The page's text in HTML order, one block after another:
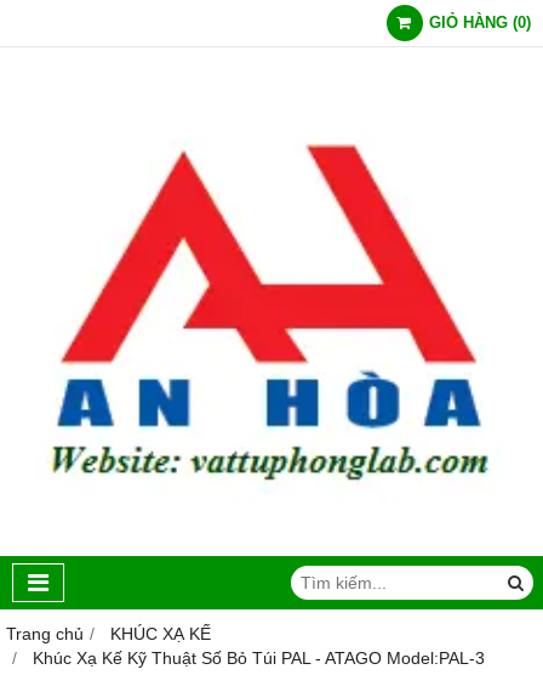
GIỎ HÀNG (0)
Trang chủ
KHÚC XẠ KẾ
Khúc Xạ Kế Kỹ Thuật Số Bỏ Túi PAL - ATAGO Model:PAL-3